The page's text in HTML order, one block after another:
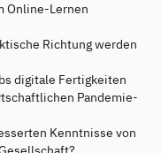
Online-Lernen
Richtung werden
digitale Fertigkeiten
Pandemie-
Kenntnisse von